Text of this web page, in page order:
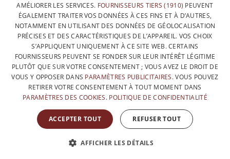
AMÉLIORER LES SERVICES. FOURNISSEURS TIERS (1910) PEUVENT
ÉGALEMENT TRAITER VOS DONNÉES À CES FINS ET À D’AUTRES,
NOTAMMENT EN UTILISANT DES DONNÉES DE GÉOLOCALISATION
PRÉCISES ET DES CARACTÉRISTIQUES DE L’APPAREIL. VOS CHOIX
S’APPLIQUENT UNIQUEMENT À CE SITE WEB. CERTAINS
FOURNISSEURS PEUVENT SE FONDER SUR LEUR INTÉRÊT LÉGITIME
PLUTÔT QUE SUR VOTRE CONSENTEMENT ; VOUS AVEZ LE DROIT DE
VOUS Y OPPOSER DANS PARAMÈTRES PUBLICITAIRES. VOUS POUVEZ
RETIRER VOTRE CONSENTEMENT À TOUT MOMENT DANS
PARAMÈTRES DES COOKIES. POLITIQUE DE CONFIDENTIALITÉ
ACCEPTER TOUT REFUSER TOUT
AFFICHER LES DÉTAILS